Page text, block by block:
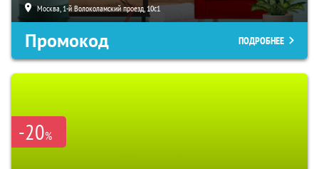
Москва, 1-й Волоколамский проезд, 10с1
Промокод ПОДРОБНЕЕ
-20%